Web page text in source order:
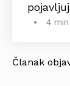
4
Članak